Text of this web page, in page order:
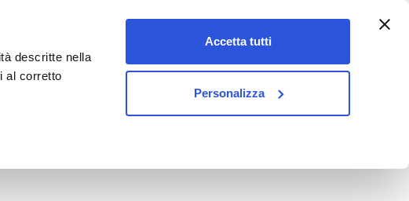
descritte nella
al corretto
Accetta tutti
Personalizza
vet&pet